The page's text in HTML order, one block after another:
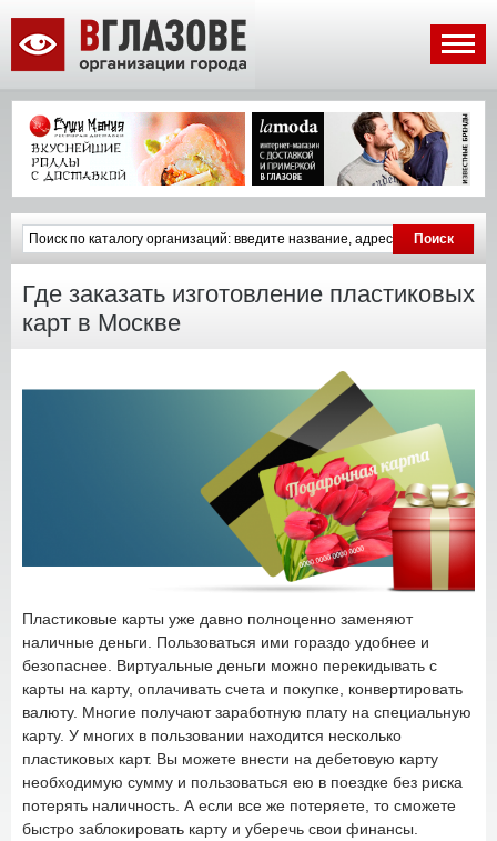
Где заказать изготовление пластиковых
карт в Москве
Пластиковые карты уже давно полноценно заменяют
наличные деньги. Пользоваться ими гораздо удобнее и
безопаснее. Виртуальные деньги можно перекидывать с
карты на карту, оплачивать счета и покупке, конвертировать
валюту. Многие получают заработную плату на специальную
карту. У многих в пользовании находится несколько
пластиковых карт. Вы можете внести на дебетовую карту
необходимую сумму и пользоваться ею в поездке без риска
потерять наличность. А если все же потеряете, то сможете
быстро заблокировать карту и уберечь свои финансы.